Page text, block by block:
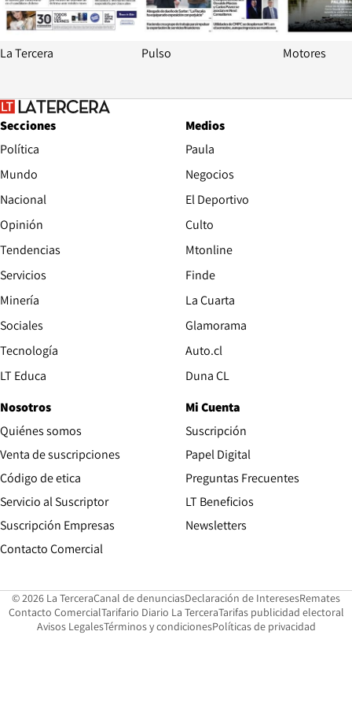
La Tercera Pulso Motores
Secciones
Política
Mundo
Nacional
Opinión
Tendencias
Servicios
Minería
Sociales
Tecnología
LT Educa
Medios
Paula
Negocios
El Deportivo
Culto
Mtonline
Finde
La Cuarta
Glamorama
Auto.clOpens in new window
Duna CLOpens in new window
Nosotros
Quiénes somos
Venta de suscripciones
Código de etica Opens in new window
Servicio al Suscriptor
Suscripción Empresas
Contacto ComercialOpens in new window
Mi Cuenta
Suscripción
Papel DigitalOpens in new
Preguntas Frecuentes
LT Beneficios
Newsletters
© 2026 La TerceraCanal de denunciasOpens in new window
Declaración de InteresesOpens in
Remates
Contacto ComercialOpens in new window
Tarifario Diario La TerceraOpens in new window
Tarifas publicidad electoral
Avisos LegalesOpens in new window
Términos y condicionesPolíticas de privacidad